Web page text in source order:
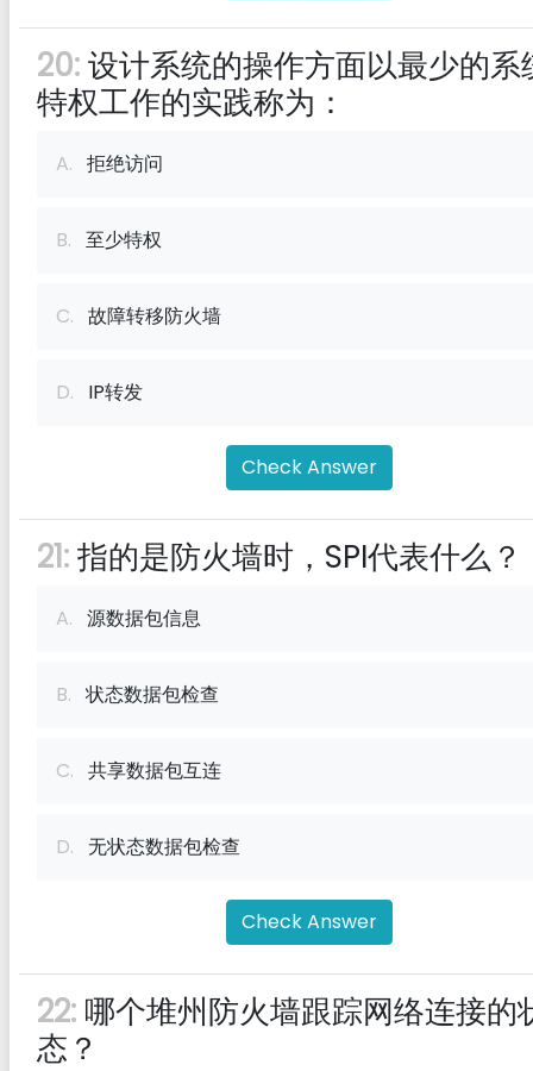
20:设计系统的操作方面以最少的系
特权工作的实践称为：
A. 拒绝访问
B. 至少特权
C. 故障转移防火墙
D. IP转发
Check Answer
21:指的是防火墙时，SPI代表什么？
A. 源数据包信息
B. 状态数据包检查
C. 共享数据包互连
D. 无状态数据包检查
Check Answer
22: 哪个堆州防火墙跟踪网络连接的
态？